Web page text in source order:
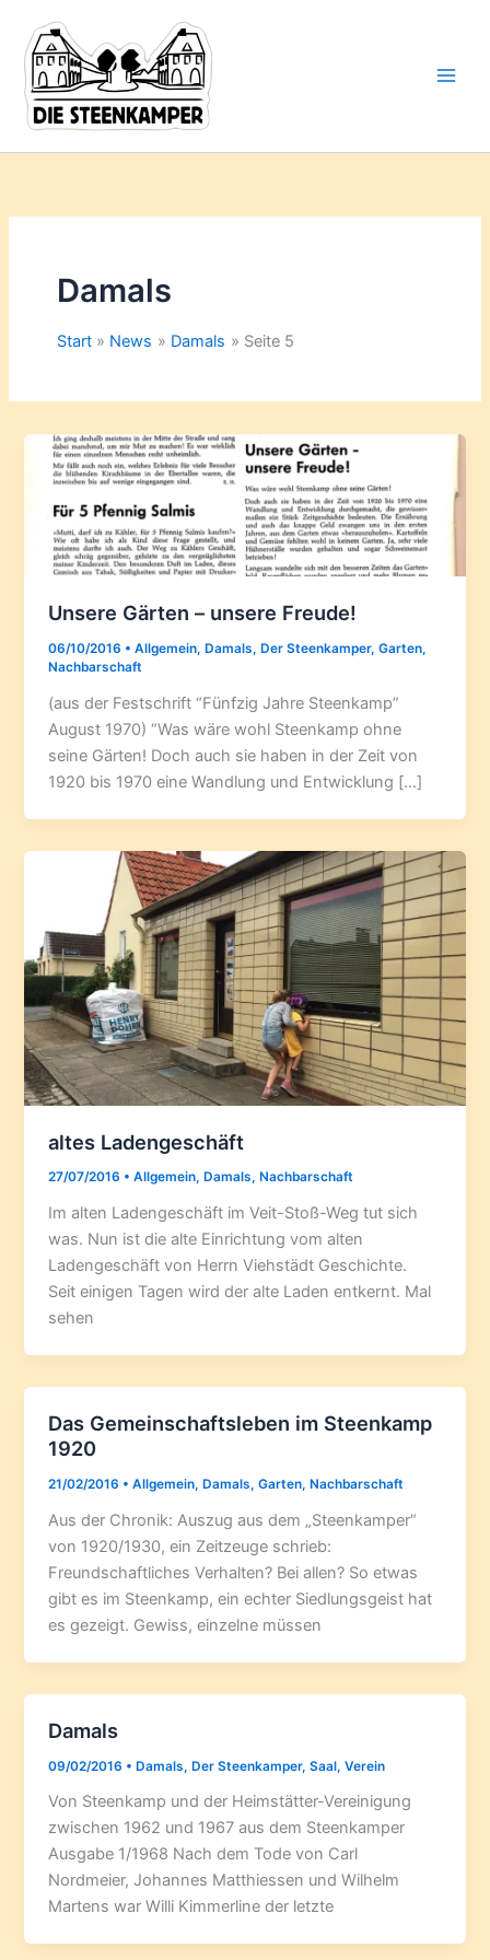
Inhalt
springen
Damals
Start News Damals Seite 5
Unsere Gärten – unsere Freude!
06/10/2016 •Allgemein, Damals, Der Steenkamper,Garten,
Nachbarschaft
(aus der Festschrift “Fünfzig Jahre Steenkamp”
August 1970) “Was wäre wohl Steenkamp ohne
seine Gärten! Doch auch sie haben in der Zeit von
1920 bis 1970 eine Wandlung und Entwicklung […]
altes Ladengeschäft
27/07/2016 •Allgemein, Damals, Nachbarschaft
Im alten Ladengeschäft im Veit-Stoß-Weg tut sich
was. Nun ist die alte Einrichtung vom alten
Ladengeschäft von Herrn Viehstädt Geschichte.
Seit einigen Tagen wird der alte Laden entkernt. Mal
sehen
Das Gemeinschaftsleben im Steenkamp
1920
21/02/2016 •Allgemein, Damals,Garten, Nachbarschaft
Aus der Chronik: Auszug aus dem „Steenkamper“
von 1920/1930, ein Zeitzeuge schrieb:
Freundschaftliches Verhalten? Bei allen? So etwas
gibt es im Steenkamp, ein echter Siedlungsgeist hat
es gezeigt. Gewiss, einzelne müssen
Damals
09/02/2016 •Damals,Der Steenkamper,Saal,Verein
Von Steenkamp und der Heimstätter-Vereinigung
zwischen 1962 und 1967 aus dem Steenkamper
Ausgabe 1/1968 Nach dem Tode von Carl
Nordmeier, Johannes Matthiessen und Wilhelm
Martens war Willi Kimmerline der letzte
deine
Mail-
Adresse
ein ...